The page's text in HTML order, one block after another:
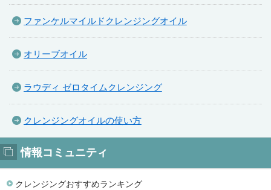
ファンケルマイルドクレンジングオイル
オリーブオイル
ラウディ ゼロタイムクレンジング
クレンジングオイルの使い方
情報コミュニティ
クレンジングおすすめランキング